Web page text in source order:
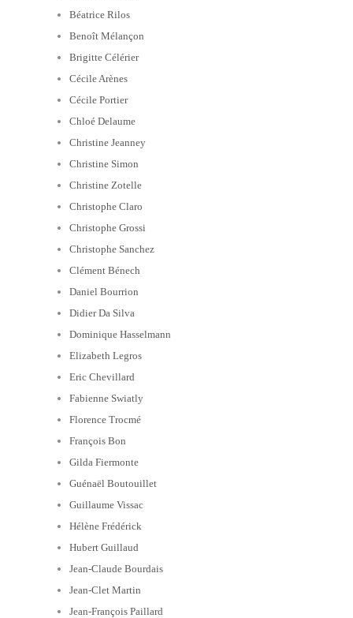
Béatrice Rilos
Benoît Mélançon
Brigitte Célérier
Cécile Arènes
Cécile Portier
Chloé Delaume
Christine Jeanney
Christine Simon
Christine Zotelle
Christophe Claro
Christophe Grossi
Christophe Sanchez
Clément Bénech
Daniel Bourrion
Didier Da Silva
Dominique Hasselmann
Elizabeth Legros
Eric Chevillard
Fabienne Swiatly
Florence Trocmé
François Bon
Gilda Fiermonte
Guénaël Boutouillet
Guillaume Vissac
Hélène Frédérick
Hubert Guillaud
Jean-Claude Bourdais
Jean-Clet Martin
Jean-François Paillard